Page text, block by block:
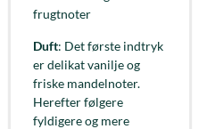
frugtnoter
Duft: Det første indtryk
er delikat vanilje og
friske mandelnoter.
Herefter følgere
fyldigere og mere